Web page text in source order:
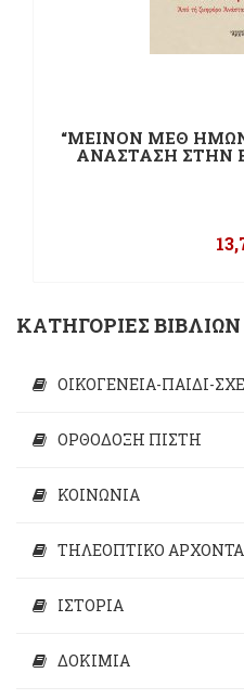
“ΜΕΙΝΟΝ ΜΕΘ
ΑΝΑΣΤΑΣΗ ΣΤΗΝ
ΚΑΤΗΓΟΡΙΕΣ ΒΙΒΛΙΩΝ
ΟΙΚΟΓΕΝΕΙΑ-ΠΑΙΔΙ-
ΟΡΘΟΔΟΞΗ ΠΙΣΤΗ
ΚΟΙΝΩΝΙΑ
ΤΗΛΕΟΠΤΙΚΟ
ΙΣΤΟΡΙΑ
ΔΟΚΙΜΙΑ